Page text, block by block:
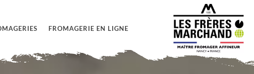
FROMAGERIE EN LIGNE